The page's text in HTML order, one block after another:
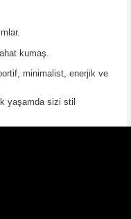
.
kumaş
minimalist, enerjik ve
yaşamda sizi stil